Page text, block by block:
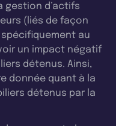
gestion d’actifs
(liés de façon
spécifiquement au
un impact négatif
détenus. Ainsi,
donnée quant à la
détenus par la